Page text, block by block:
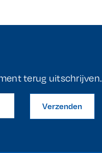
terug uitschrijven.
Verzenden